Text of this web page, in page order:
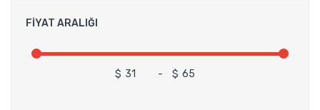
FIYAT ARALIĞI
$ - $